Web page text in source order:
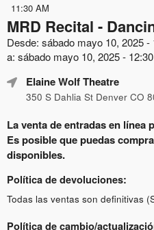
11:30 AM
MRD Recital -
Desde: sábado mayo 10, 2025 -
a: sábado mayo 10, 2025 -
Elaine Wolf Theatre
350 S Dahlia St Denver CO
La venta de entradas en línea
Es posible que puedas
disponibles.
Política de devoluciones:
Todas las ventas son definitivas
Política de cambio/